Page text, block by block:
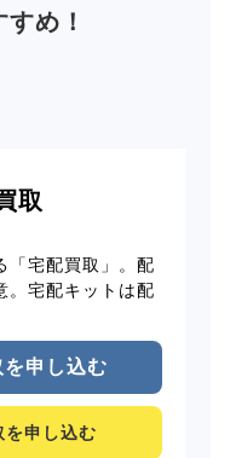
め！
取
「宅配買取」。配
。宅配キットは配
申し込む
申し込む